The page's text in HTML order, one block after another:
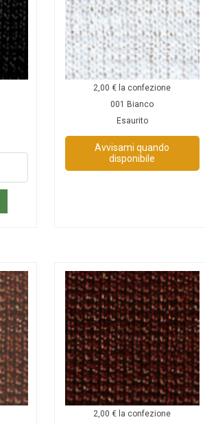
2,00 € la confezione
001 Bianco
Esaurito
Avvisami quando
disponibile
2,00 € la confezione